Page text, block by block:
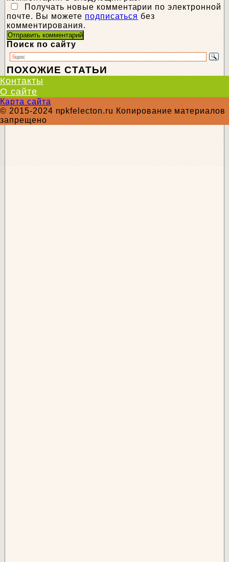
Получать новые комментарии по электронной
почте. Вы можете подписаться без
комментирования.
Поиск по сайту
ПОХОЖИЕ СТАТЬИ
Контакты
О сайте
Карта сайта
© 2015-2024 npkfelecton.ru Копирование материалов
запрещено